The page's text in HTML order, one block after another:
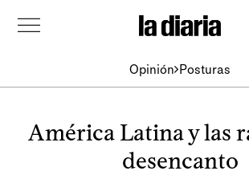
Opinión Posturas
América Latina y las
desencanto